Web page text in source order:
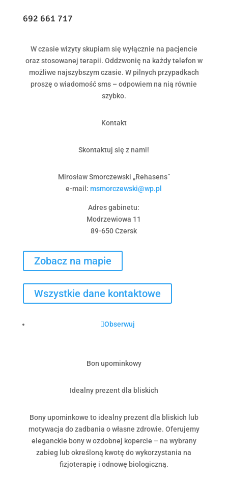
692 661 717
W czasie wizyty skupiam się wyłącznie na pacjencie
oraz stosowanej terapii. Oddzwonię na każdy telefon w
możliwe najszybszym czasie. W pilnych przypadkach
proszę o wiadomość sms – odpowiem na nią równie
szybko.
Kontakt
Skontaktuj się z nami!
Mirosław Smorczewski „Rehasens”
e-mail:msmorczewski@wp.pl
Adres gabinetu:
Modrzewiowa 11
89-650 Czersk
Zobacz na mapie
Wszystkie dane kontaktowe
Obserwuj
Bon upominkowy
Idealny prezent dla bliskich
Bony upominkowe to idealny prezent dla bliskich lub
motywacja do zadbania o własne zdrowie. Oferujemy
eleganckie bony w ozdobnej kopercie – na wybrany
zabieg lub określoną kwotę do wykorzystania na
fizjoterapię i odnowę biologiczną.